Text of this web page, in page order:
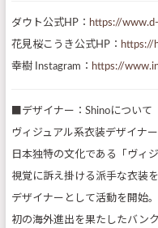
ダウト公式HP： https://
花見桜こうき公式HP： https://
幸樹 Instagram： https://
■デザイナー：Shinoについて
ヴィジュアル系衣装デザイナ
日本独特の文化である「ヴィ
視覚に訴え掛ける派手な衣装
デザイナーとして活動を開始。
初の海外進出を果たしたバン